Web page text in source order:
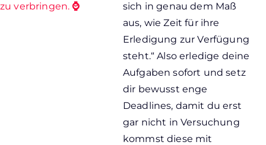
zu verbringen. ⌚
sich in genau dem Maß
aus, wie Zeit für ihre
Erledigung zur Verfügung
steht.“ Also erledige deine
Aufgaben sofort und setz
dir bewusst enge
Deadlines, damit du erst
gar nicht in Versuchung
kommst diese mit